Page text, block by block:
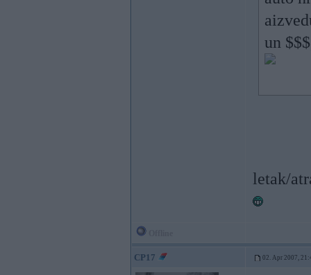
un
letak/
CP17 02. Apr 2007,